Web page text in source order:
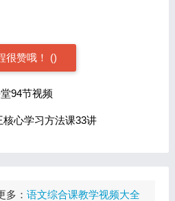
很赞哦！ ()
94节视频
心学习方法课33讲
多： 语文综合课教学视频大全